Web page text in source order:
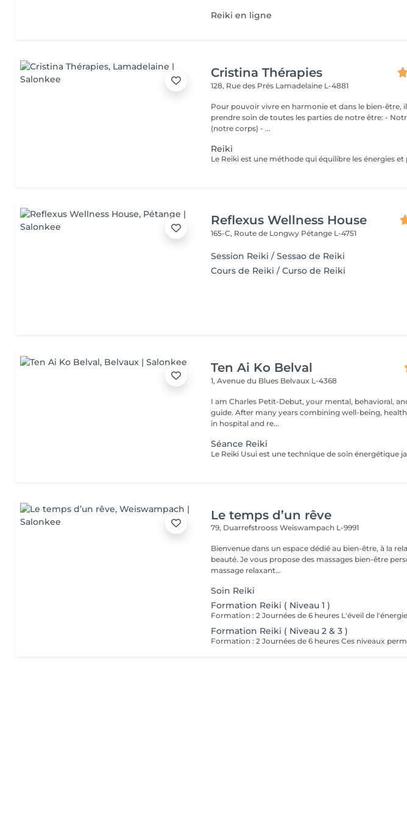
Reiki en ligne
Cristina Thérapies
128, Rue des Prés Lamadelaine L-4881
Pour pouvoir vivre en harmonie et dans le bien-être,
prendre soin de toutes les parties de notre être: - Notre physique
(notre corps) - ...
Reiki
Reflexus Wellness House
165-C, Route de Longwy Pétange L-4751
Session Reiki / Sessao de Reiki
Cours de Reiki / Curso de Reiki
Ten Ai Ko Belval
1, Avenue du Blues Belvaux L-4368
I am Charles Petit-Debut, your mental, behavioral,
guide. After many years combining well-being,
in hospital and re...
Séance Reiki
Le temps d’un rêve
79, DuarrefstroossWeiswampach L-9991
Bienvenue dans un espace dédié au bien-être, à la
beauté. Je vous propose des massages bien-être personnalisés :
massage relaxant...
Soin Reiki
Formation Reiki ( Niveau 1 )
Formation Reiki ( Niveau 2 & 3 )